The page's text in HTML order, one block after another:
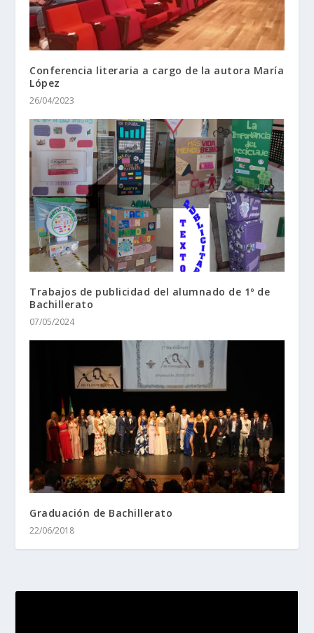
Conferencia literaria a cargo de la autora María
López
26/04/2023
Trabajos de publicidad del alumnado de 1º de
Bachillerato
07/05/2024
Graduación de Bachillerato
22/06/2018